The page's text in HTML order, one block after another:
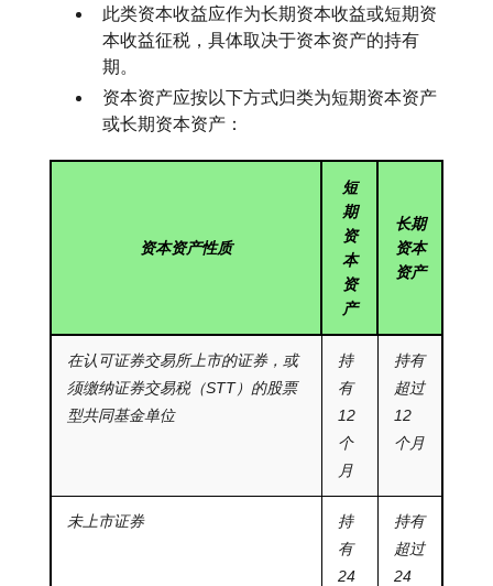
此类资本收益应作为长期资本收益或短期资
本收益征税，具体取决于资本资产的持有
期。
资本资产应按以下方式归类为短期资本资产
或长期资本资产：
资本资产性质
短
期
资
本
资
产
长期
资本
资产
在认可证券交易所上市的证券，或
须缴纳证券交易税（STT）的股票
型共同基金单位
持
有
12
个
月
持有
超过
12
个月
未上市证券
持
有
24
持有
超过
24